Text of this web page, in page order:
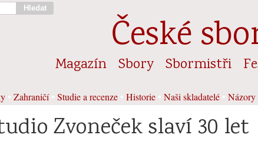
Hledat
České
Magazín Sbory Sbormistři
Zahraničí• Studie a recenze Historie Naši skladatelé Názory
Zvoneček slaví 30 let